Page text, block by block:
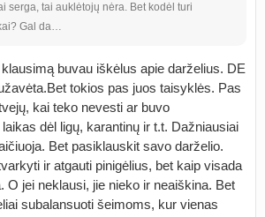
serga, tai auklėtojų nėra. Bet kodėl turi
Gal da…
buvau iškėlus apie darželius. DE
tokios pas juos taisyklės. Pas
kai teko nevesti ar buvo
dėl ligų, karantinų ir t.t. Dažniausiai
Bet pasiklauskit savo darželio.
ir atgauti pinigėlius, bet kaip visada
O jei neklausi, jie nieko ir neaiškina. Bet
subalansuoti šeimoms, kur vienas